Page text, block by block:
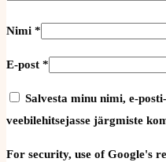
Nimi *
E-post *
Salvesta minu nimi, e-
veebilehitsejasse järgmiste
For security, use of Google's